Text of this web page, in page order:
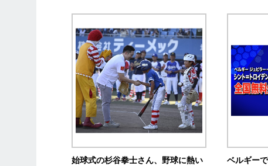
始球式の杉谷拳士さん、野球に熱い
ベルギー